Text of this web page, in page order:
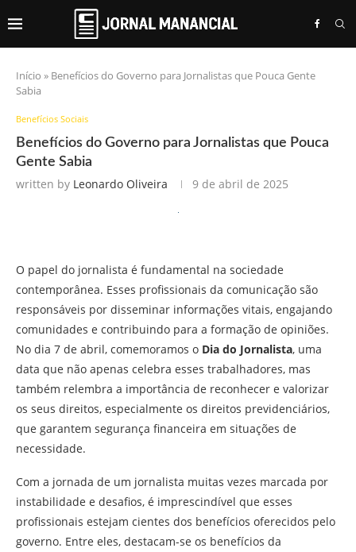
Início » Benefícios do Governo para Jornalistas que Pouca Gente
Sabia
Benefícios Sociais
Benefícios do Governo para Jornalistas que Pouca
Gente Sabia
written by Leonardo Oliveira 9 de abril de 2025
O papel do jornalista é fundamental na sociedade
contemporânea. Esses profissionais da comunicação são
responsáveis por disseminar informações vitais, engajando
comunidades e contribuindo para a formação de opiniões.
No dia 7 de abril, comemoramos o Dia do Jornalista, uma
data que não apenas celebra esses trabalhadores, mas
também relembra a importância de reconhecer e valorizar
os seus direitos, especialmente os direitos previdenciários,
que garantem segurança financeira em situações de
necessidade.
Com a jornada de um jornalista muitas vezes marcada por
instabilidade e desafios, é imprescindível que esses
profissionais estejam cientes dos benefícios oferecidos pelo
governo. Entre eles, destacam-se os benefícios da